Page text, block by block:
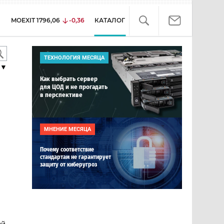
MOEXIT 1796,06 -0,36 КАТАЛОГ
▼
ТЕХНОЛОГИЯ МЕСЯЦА
Как выбрать сервер
для ЦОД и не прогадать
в перспективе
МНЕНИЕ МЕСЯЦА
Почему соответствие
стандартам не гарантирует
защиту от киберугроз